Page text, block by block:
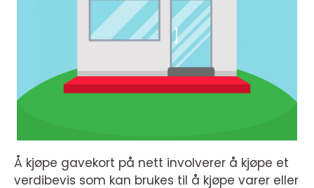
Å kjøpe gavekort på nett involverer å kjøpe et
verdibevis som kan brukes til å kjøpe varer eller